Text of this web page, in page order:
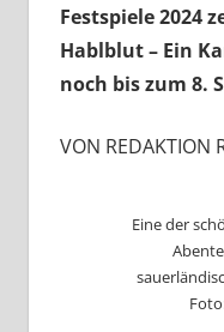
Festspiele 2024
Hablblut – Ein
noch bis zum 8.
VON REDAKTION
Eine der